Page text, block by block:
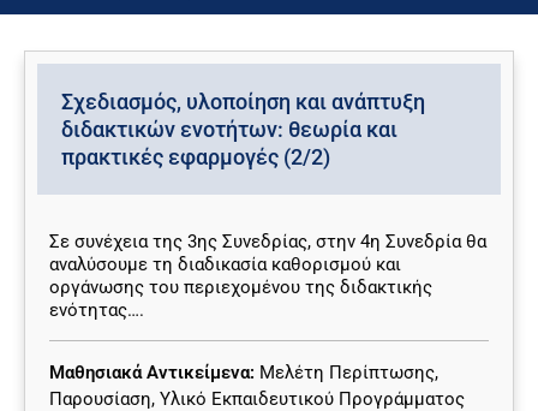
Σχεδιασμός, υλοποίηση και ανάπτυξη
διδακτικών ενοτήτων: θεωρία και
πρακτικές εφαρμογές (2/2)
Σε συνέχεια της 3ης Συνεδρίας, στην 4η Συνεδρία θα
αναλύσουμε τη διαδικασία καθορισμού και
οργάνωσης του περιεχομένου της διδακτικής
ενότητας….
Μαθησιακά Αντικείμενα: Μελέτη Περίπτωσης,
Παρουσίαση, Υλικό Εκπαιδευτικού Προγράμματος